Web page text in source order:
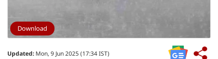
Download
Updated: Mon, 9 Jun 2025 (17:34 IST)